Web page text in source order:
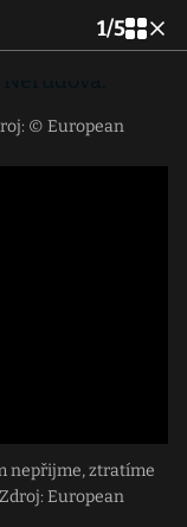
1/5
© European
nepřijme, ztratíme
Zdroj: European